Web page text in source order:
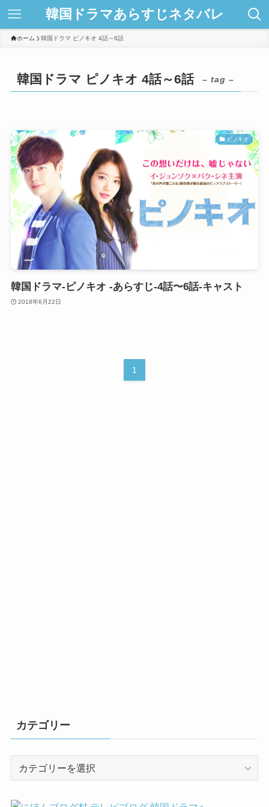
韓国ドラマあらすじネタバレ
ホーム 韓国ドラマ ピノキオ 4話～6話
韓国ドラマ ピノキオ 4話～6話 – tag –
ピノキオ
韓国ドラマ-ピノキオ -あらすじ-4話〜6話-キャスト
2018年6月22日
1
カテゴリー